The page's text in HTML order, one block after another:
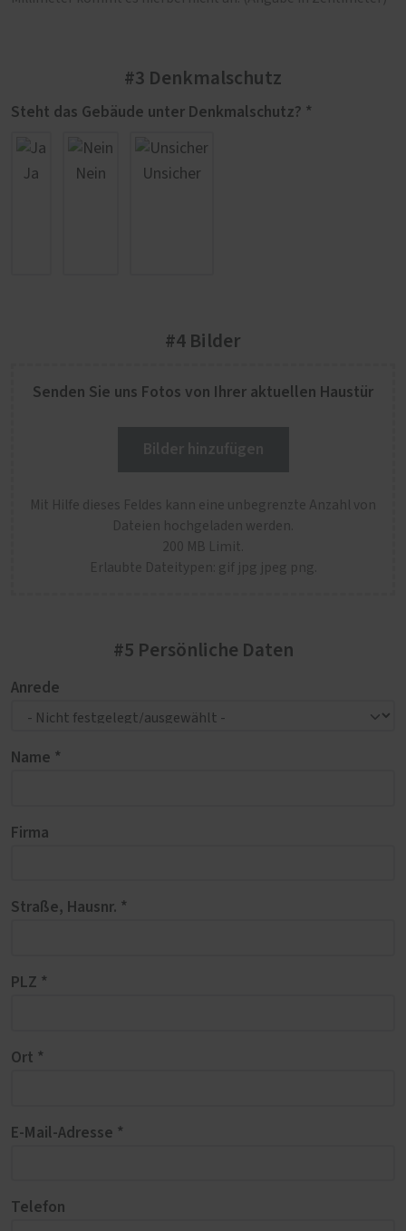
#3 Denkmalschutz
Steht das Gebäude unter Denkmalschutz? *
Ja Nein Unsicher
#4 Bilder
Senden Sie uns Fotos von Ihrer aktuellen Haustür
Mit Hilfe dieses Feldes kann eine unbegrenzte Anzahl von
Dateien hochgeladen werden.
200 MB Limit.
Erlaubte Dateitypen: gif jpg jpeg png.
#5 Persönliche Daten
Anrede
Name *
Firma
Straße, Hausnr. *
PLZ *
Ort *
E-Mail-Adresse *
Telefon